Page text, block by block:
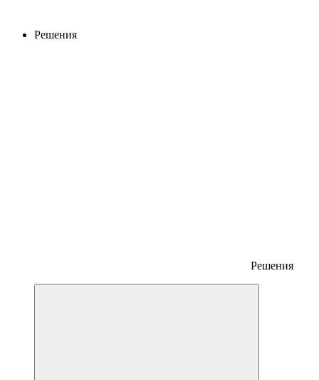
Решения
Решения